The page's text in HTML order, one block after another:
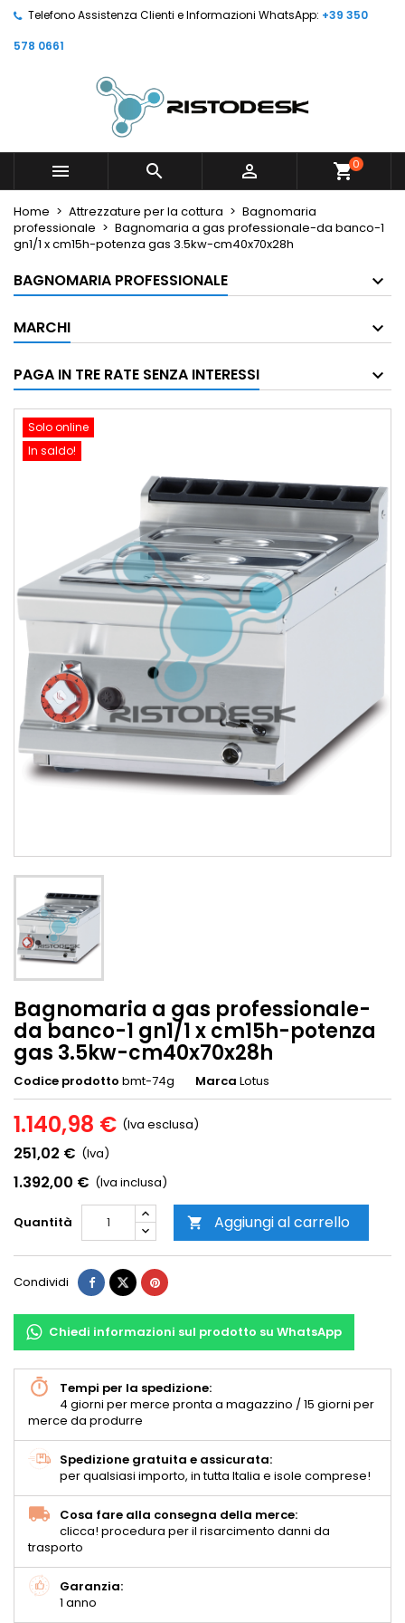
Telefono Assistenza Clienti e Informazioni WhatsApp: +39 350
578 0661
   shopping_cart0
Home Attrezzature per la cottura
Bagnomaria
professionale
Bagnomaria a gas professionale-da banco-1
gn1/1 x cm15h-potenza gas 3.5kw-cm40x70x28h
BAGNOMARIA PROFESSIONALE
MARCHI
PAGA IN TRE RATE SENZA INTERESSI
Solo online
In saldo!
Bagnomaria a gas professionale-
da banco-1 gn1/1 x cm15h-potenza
gas 3.5kw-cm40x70x28h
Codice prodotto bmt-74g Marca Lotus
1.140,98 € (Iva esclusa)
251,02 € (Iva)
1.392,00 € (Iva inclusa)
Quantità  Aggiungi al carrello
Condividi
Chiedi informazioni sul prodotto su WhatsApp
Tempi per la spedizione:
4 giorni per merce pronta a magazzino / 15 giorni per
merce da produrre
Spedizione gratuita e assicurata:
per qualsiasi importo, in tutta Italia e isole comprese!
Cosa fare alla consegna della merce:
clicca! procedura per il risarcimento danni da
trasporto
Garanzia:
1 anno